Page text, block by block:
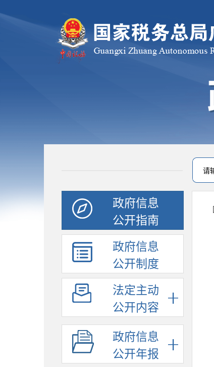
政府信息
公开指南
政府信息
公开制度
法定主动
公开内容
政府信息
公开年报